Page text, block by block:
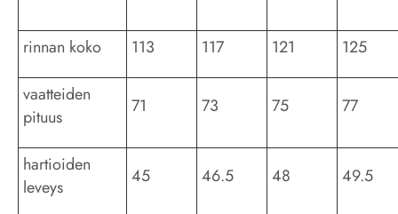
rinnan koko 113 117 121 125
vaatteiden
pituus
71 73 75 77
hartioiden
leveys
45 46.5 48 49.5